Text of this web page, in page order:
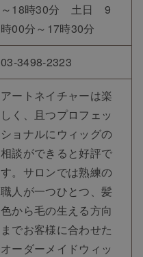
TOP
～18時30分 土日 9
時00分～17時30分
03-3498-2323
アートネイチャーは楽
しく、且つプロフェッ
ショナルにウィッグの
相談ができると好評で
す。サロンでは熟練の
職人が一つひとつ、髪
色から毛の生える方向
までお客様に合わせた
オーダーメイドウィッ